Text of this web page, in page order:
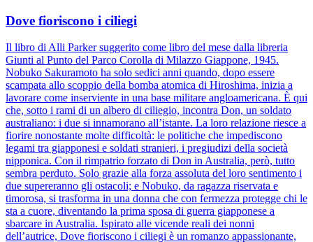
Dove fioriscono i ciliegi
Il libro di Alli Parker suggerito come libro del mese dalla libreria
Giunti al Punto del Parco Corolla di Milazzo Giappone, 1945.
Nobuko Sakuramoto ha solo sedici anni quando, dopo essere
scampata allo scoppio della bomba atomica di Hiroshima, inizia a
lavorare come inserviente in una base militare angloamericana. È qui
che, sotto i rami di un albero di ciliegio, incontra Don, un soldato
australiano: i due si innamorano all’istante. La loro relazione riesce a
fiorire nonostante molte difficoltà: le politiche che impediscono
legami tra giapponesi e soldati stranieri, i pregiudizi della società
nipponica. Con il rimpatrio forzato di Don in Australia, però, tutto
sembra perduto. Solo grazie alla forza assoluta del loro sentimento i
due supereranno gli ostacoli; e Nobuko, da ragazza riservata e
timorosa, si trasforma in una donna che con fermezza protegge chi le
sta a cuore, diventando la prima sposa di guerra giapponese a
sbarcare in Australia. Ispirato alle vicende reali dei nonni
dell’autrice, Dove fioriscono i ciliegi è un romanzo appassionante,